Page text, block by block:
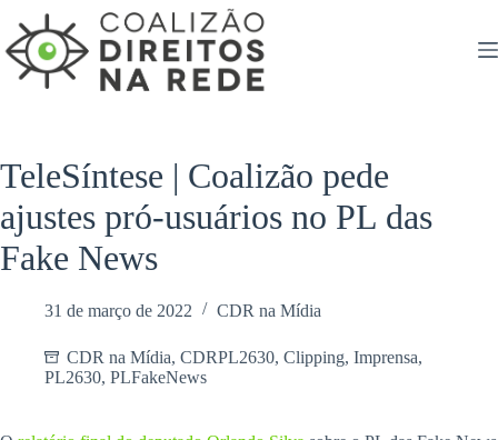
para
o
conteúdo
TeleSíntese | Coalizão pede
ajustes pró-usuários no PL das
Fake News
31 de março de 2022 CDR na Mídia
CDR na Mídia, CDRPL2630, Clipping, Imprensa,
PL2630, PLFakeNews